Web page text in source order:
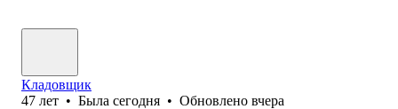
Кладовщик
47 лет • Была сегодня • Обновлено вчера